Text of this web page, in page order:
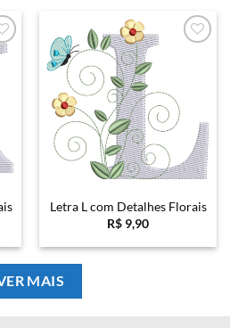
Letra L com Detalhes Florais
R$ 9,90
MAIS